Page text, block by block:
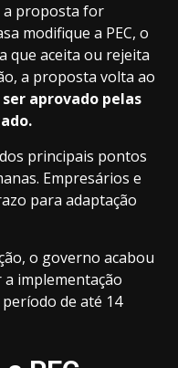
a proposta for
modifique a PEC, o
que aceita ou rejeita
a proposta volta ao
aprovado pelas
principais pontos
Empresários e
para adaptação
o governo acabou
implementação
de até 14